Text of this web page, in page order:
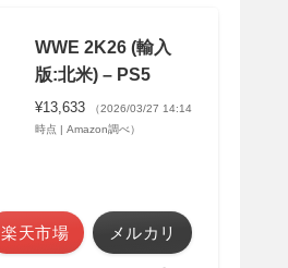
WWE 2K26 (輸入
版:北米) – PS5
¥13,633
（2026/03/27 14:14
時点 | Amazon調べ）
楽天市場 メルカリ